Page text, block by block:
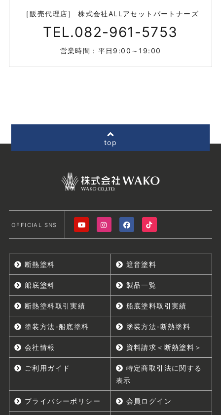
［販売代理店］ 株式会社ALLアセットパートナーズ
TEL.082-961-5753
営業時間：平日9:00～19:00
top
OFFICIAL SNS
断熱塗料 遮音塗料
船底塗料 製品一覧
断熱塗料取引実績 船底塗料取引実績
塗装方法-船底塗料 塗装方法-断熱塗料
会社情報 資料請求＜断熱塗料＞
ご利用ガイド
特定商取引法に関する
表示
プライバシーポリシー 会員ログイン